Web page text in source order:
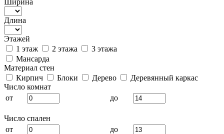
Ширина
Длина
Этажей
1 этаж
2 этажа
3 этажа
Мансарда
Материал стен
Кирпич
Блоки Дерево
Деревянный каркас
Число комнат
от
до
Число спален
от
до